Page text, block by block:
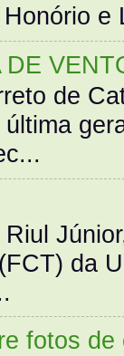
de
da
fotos de